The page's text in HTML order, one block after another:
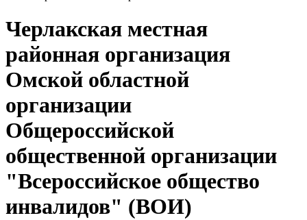
Черлакская местная
районная организация
Омской областной
организации
Общероссийской
общественной организации
"Всероссийское общество
инвалидов" (ВОИ)